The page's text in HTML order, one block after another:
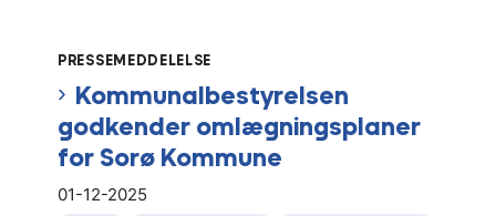
PRESSEMEDDELELSE
Kommunalbestyrelsen
godkender omlægningsplaner
for Sorø Kommune
01-12-2025